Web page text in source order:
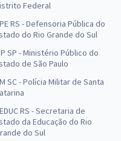
Federal
RS - Defensoria Pública do
do Rio Grande do Sul
SP - Ministério Público do
de São Paulo
SC - Polícia Militar de Santa
RS - Secretaria de
da Educação do Rio
do Sul